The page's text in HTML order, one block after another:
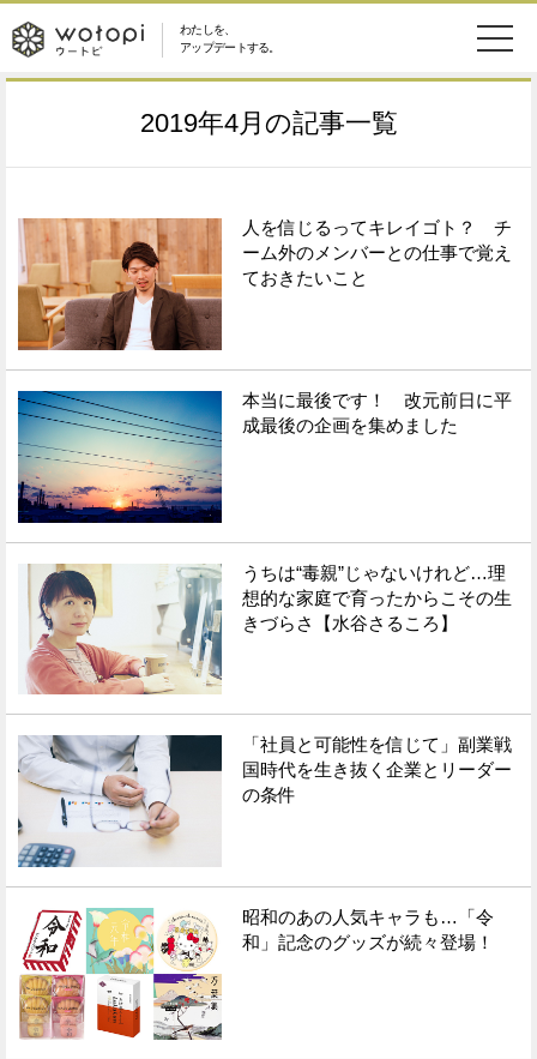
わたしを、
アップデートする。
wotopi
ー
ト
ピ
ー
健康 ワークスタイル
ライフスタイル ファッション
ソーシャル
アイテム
ウートピとは？
Facebook
で
シ
ェ
す
る
Twitter
で
ェ
ア
2019年4月 の記事一覧
人を信じるってキレイゴト？ チ
ーム外のメンバーとの仕事で覚え
ておきたいこと
本当に最後です！ 改元前日に平
成最後の企画を集めました
うちは“毒親”じゃないけれど…理
想的な家庭で育ったからこその生
きづらさ【水谷さるころ】
「社員と可能性を信じて」副業戦
国時代を生き抜く企業とリーダー
の条件
昭和のあの人気キャラも…「令
和」記念のグッズが続々登場！